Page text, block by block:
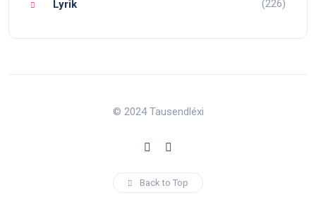
Lyrik (226)
© 2024 Tausendléxi
Back to Top